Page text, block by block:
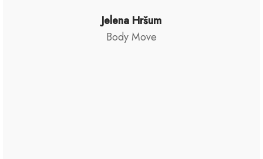
prolazite kroz podrzavajuce
okruzenje, bez obzira koliko ste u tom